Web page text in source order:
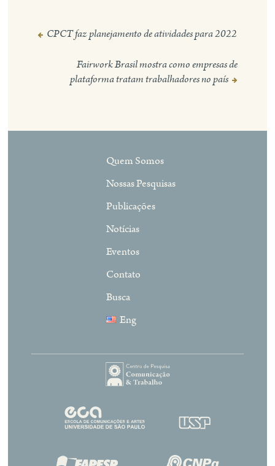
Navegação
CPCT faz planejamento de atividades para 2022
Fairwork Brasil mostra como empresas de
plataforma tratam trabalhadores no país
Quem Somos
Nossas Pesquisas
Publicações
Notícias
Eventos
Contato
Busca
Eng